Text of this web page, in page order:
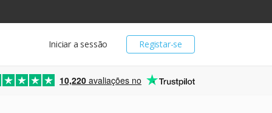
Registar-se
Iniciar a sessão
10,220 avaliações no